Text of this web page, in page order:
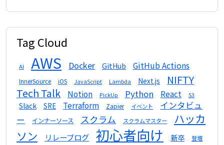
Tag Cloud
AI AWS Docker GitHub GitHub Actions
InnerSource iOS JavaScript Lambda Next.js
NIFTY
Tech Talk
Notion PickUp Python React S3
Slack SRE Terraform Zapier イベント
インタビュ
ー
インナーソース スクラム スクラムマスター
ハッカ
ソン
リレーブログ 初心者向け 新卒 登壇